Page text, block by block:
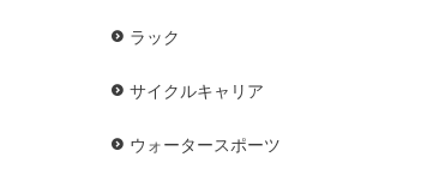
ラック
サイクルキャリア
ウォータースポーツ